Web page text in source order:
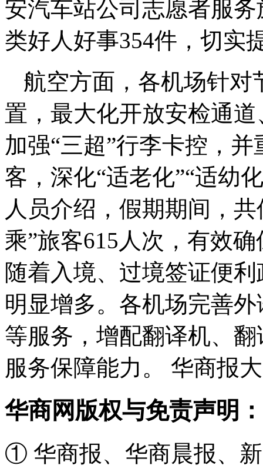
安汽车站公司志愿者服
类好人好事354件，切实
航空方面，各机场针对
置，最大化开放安检通
加强“三超”行李卡控，
客，深化“适老化”“适幼
人员介绍，假期期间，
乘”旅客615人次，有效
随着入境、过境签证便
明显增多。各机场完善
等服务，增配翻译机、
服务保障能力。 华商报
华商网版权与免责声明：
① 华商报、华商晨报、